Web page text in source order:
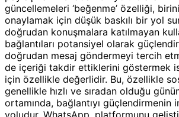
güncellemeleri ‘beğenme’ özelliği,
onaylamak için düşük baskılı bir yol
doğrudan konuşmalara katılmayan
bağlantıları potansiyel olarak
doğrudan mesaj göndermeyi tercih
de içeriği takdir ettiklerini göstermek
için özellikle değerlidir. Bu, özellikle
genellikle hızlı ve sıradan olduğu
ortamında, bağlantıyı güçlendirmenin